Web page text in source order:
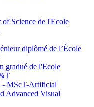
Science de l'Ecole
diplômé de l’École
gradué de l'Ecole
MScT-Artificial
Advanced Visual